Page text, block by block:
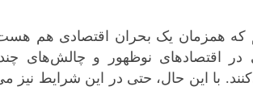
که همزمان یک بحران اقتصادی هم
اقتصادهای نوظهور و چالش‌های
با این حال، حتی در این شرایط